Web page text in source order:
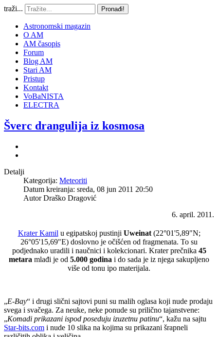
traži... Pronađi!
Astronomski magazin
O AM
AM časopis
Forum
Blog AM
Stari AM
Pristup
Kontakt
VoBaNISTA
ELECTRA
Šverc drangulija iz kosmosa
Detalji
Kategorija: Meteoriti
Datum kreiranja: sreda, 08 jun 2011 20:50
AutorDraško Dragović
6. april. 2011.
Krater Kamil u egipatskoj pustinji Uweinat(22°01'5,89"N;
26°05'15,69"E) doslovno je očišćen od fragmenata. To su
podjednako uradili i naučnici i kolekcionari. Krater prečnika 45
metara mlađi je od 5.000 godina i do sada je iz njega sakupljeno
više od tonu ipo materijala.
„E-Bay“ i drugi slični sajtovi puni su malih oglasa koji nude prodaju
svega i svačega. Za neuke, neke ponude su prilično tajanstvene:
„Komadi prikazani ispod poseduju izuzetnu patinu“, kažu na sajtu
Star-bits.com i nude 10 slika na kojima su prikazani šrapneli